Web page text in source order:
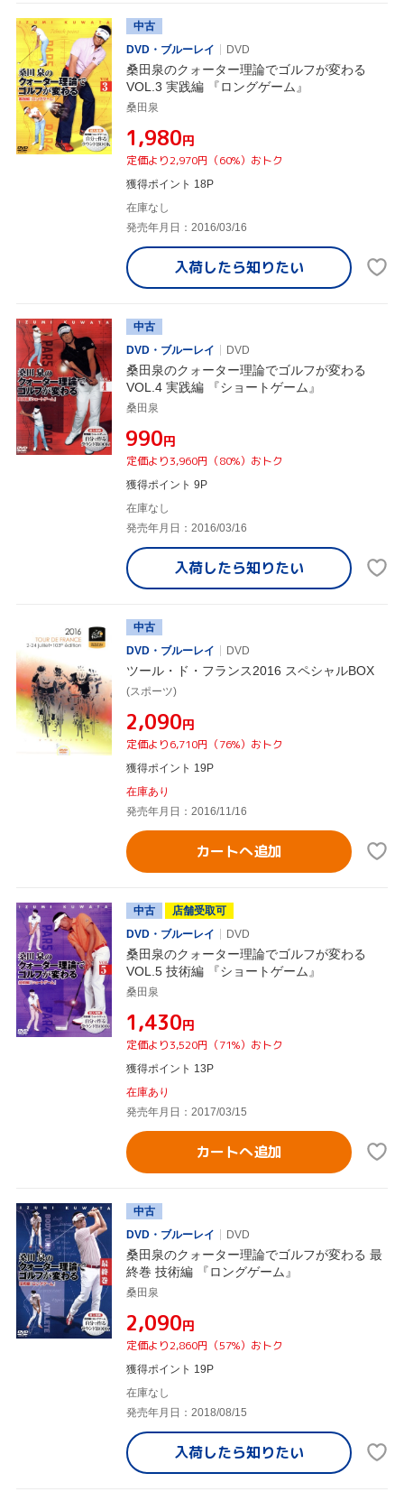
中古
DVD・ブルーレイ
DVD
桑田泉のクォーター理論でゴルフが変わる
VOL.3 実践編 『ロングゲーム』
桑田泉
¥1,980円
定価より2,970円（60%）おトク
獲得ポイント 18P
在庫なし
発売年月日：2016/03/16
入荷したら知りたい
中古
DVD・ブルーレイ
DVD
桑田泉のクォーター理論でゴルフが変わる
VOL.4 実践編 『ショートゲーム』
桑田泉
¥990円
定価より3,960円（80%）おトク
獲得ポイント 9P
在庫なし
発売年月日：2016/03/16
入荷したら知りたい
中古
DVD・ブルーレイ
DVD
ツール・ド・フランス2016 スペシャルBOX
(スポーツ)
¥2,090円
定価より6,710円（76%）おトク
獲得ポイント 19P
在庫あり
発売年月日：2016/11/16
カートへ追加
中古
店舗受取可
DVD・ブルーレイ
DVD
桑田泉のクォーター理論でゴルフが変わる
VOL.5 技術編 『ショートゲーム』
桑田泉
¥1,430円
定価より3,520円（71%）おトク
獲得ポイント 13P
在庫あり
発売年月日：2017/03/15
カートへ追加
中古
DVD・ブルーレイ
DVD
桑田泉のクォーター理論でゴルフが変わる 最
終巻 技術編 『ロングゲーム』
桑田泉
¥2,090円
定価より2,860円（57%）おトク
獲得ポイント 19P
在庫なし
発売年月日：2018/08/15
入荷したら知りたい